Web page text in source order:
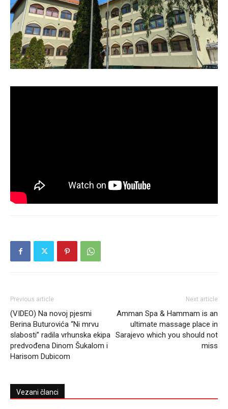
Previous article
(VIDEO) Na novoj pjesmi
Berina Buturovića “Ni mrvu
slabosti” radila vrhunska ekipa
predvođena Dinom Šukalom i
Harisom Dubicom
Next article
Amman Spa & Hammam is an
ultimate massage place in
Sarajevo which you should not
miss
Vezani članci